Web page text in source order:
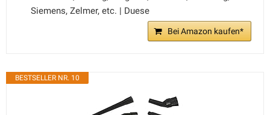
Siemens, Zelmer, etc. | Duese
Bei Amazon kaufen*
BESTSELLER NR. 10